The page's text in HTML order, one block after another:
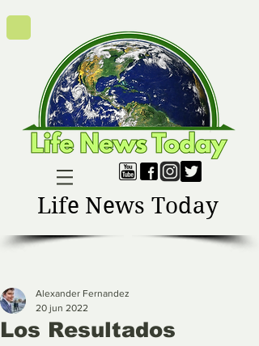
Life News Today
Los Resultados
Alexander Fernandez
20 jun 2022